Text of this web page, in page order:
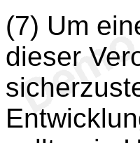
(7) Um
dieser